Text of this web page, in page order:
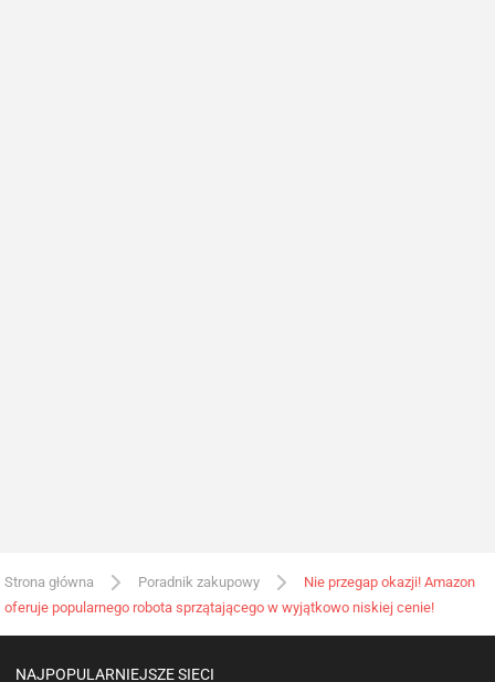
Strona główna Poradnik zakupowy
Nie przegap okazji! Amazon
oferuje popularnego robota sprzątającego w wyjątkowo niskiej cenie!
NAJPOPULARNIEJSZE SIECI